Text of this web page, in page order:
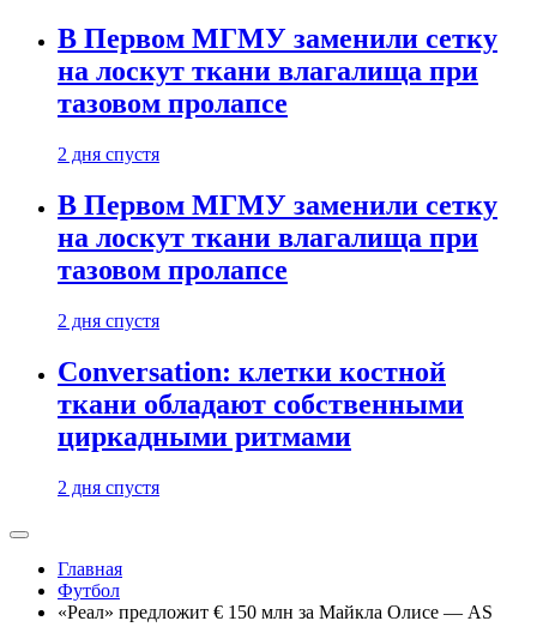
В Первом МГМУ заменили сетку
на лоскут ткани влагалища при
тазовом пролапсе
2 дня спустя
В Первом МГМУ заменили сетку
на лоскут ткани влагалища при
тазовом пролапсе
2 дня спустя
Conversation: клетки костной
ткани обладают собственными
циркадными ритмами
2 дня спустя
Главная
Футбол
«Реал» предложит € 150 млн за Майкла Олисе — AS